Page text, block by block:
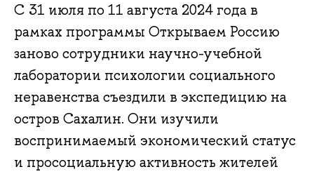
С 31 июля по 11 августа 2024 года в
рамках программы Открываем Россию
заново сотрудники научно-учебной
лаборатории психологии социального
неравенства съездили в экспедицию на
остров Сахалин. Они изучили
воспринимаемый экономический статус
и просоциальную активность жителей